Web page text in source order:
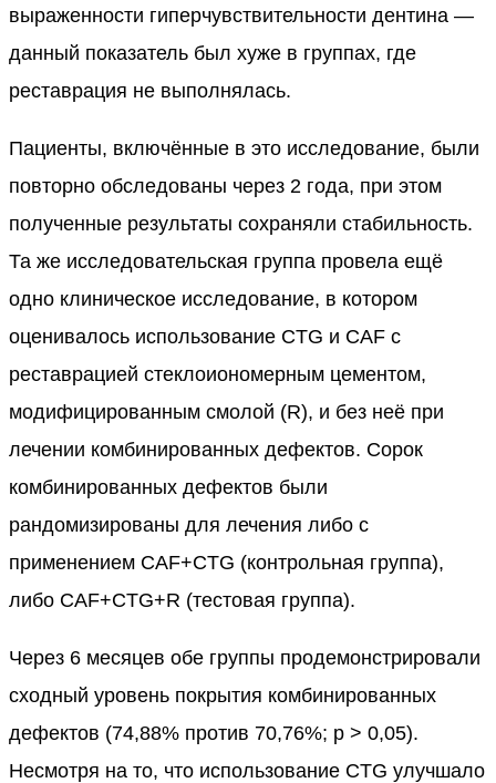
выраженности гиперчувствительности дентина —
данный показатель был хуже в группах, где
реставрация не выполнялась.
Пациенты, включённые в это исследование, были
повторно обследованы через 2 года, при этом
полученные результаты сохраняли стабильность.
Та же исследовательская группа провела ещё
одно клиническое исследование, в котором
оценивалось использование CTG и CAF с
реставрацией стеклоиономерным цементом,
модифицированным смолой (R), и без неё при
лечении комбинированных дефектов. Сорок
комбинированных дефектов были
рандомизированы для лечения либо с
применением CAF+CTG (контрольная группа),
либо CAF+CTG+R (тестовая группа).
Через 6 месяцев обе группы продемонстрировали
сходный уровень покрытия комбинированных
дефектов (74,88% против 70,76%; p > 0,05).
Несмотря на то, что использование CTG улучшало